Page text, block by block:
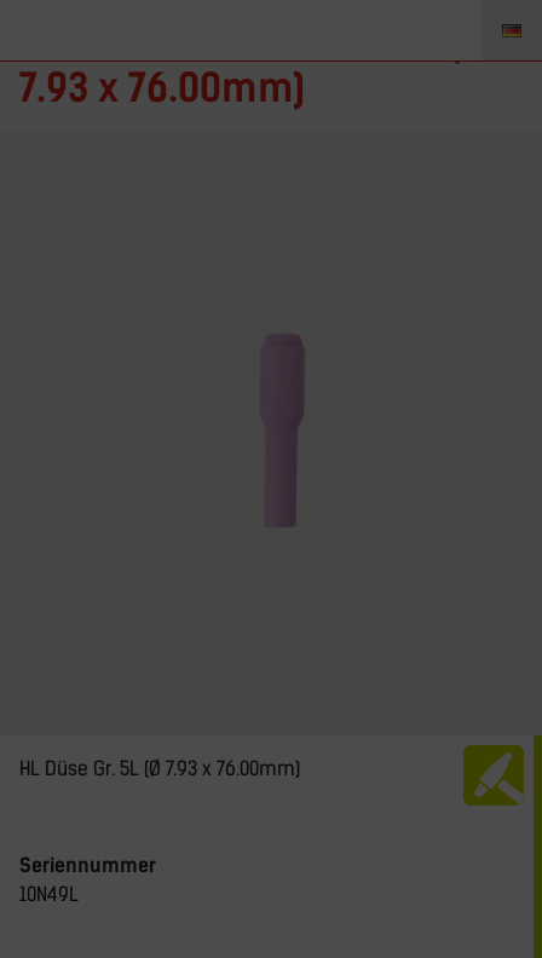
7.93 x 76.00mm)
HL Düse Gr. 5L (Ø 7.93 x 76.00mm)
Seriennummer
10N49L